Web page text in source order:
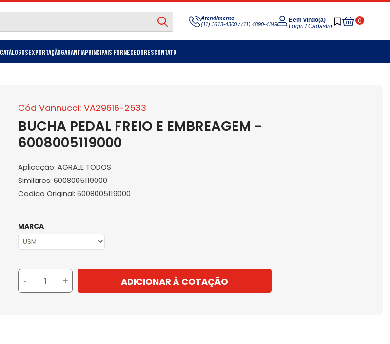
Atendimento
(11) 3613-4300 / (11) 4890-4349
Bem vindo(a)
Login /Cadastro
0
Meu
Carrinho
CatálogosExportaçãoGarantiaPrincipais FornecedoresContato
Cód Vannucci: VA29616-2533
BUCHA PEDAL FREIO E EMBREAGEM -
6008005119000
Aplicação: AGRALE TODOS
Similares: 6008005119000
Codigo Original: 6008005119000
MARCA
- + ADICIONAR À COTAÇÃO